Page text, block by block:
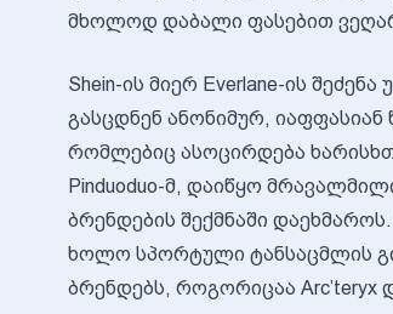
მხოლოდ დაბალი ფასებით
Shein-ის მიერ Everlane-ის
გასცდნენ ანონიმურ,
რომლებიც ასოცირდება
Pinduoduo-მ, დაიწყო
ბრენდების შექმნაში
ხოლო სპორტული ტანსაცმლის
ბრენდებს, როგორიცაა Arc’teryx